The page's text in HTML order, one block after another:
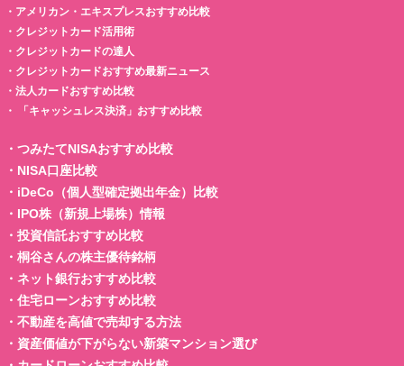
・ アメリカン・エキスプレスおすすめ比較
・ クレジットカード活用術
・ クレジットカードの達人
・ クレジットカードおすすめ最新ニュース
・ 法人カードおすすめ比較
・
「キャッシュレス決済」おすすめ比較
・ つみたてNISAおすすめ比較
・ NISA口座比較
・ iDeCo（個人型確定拠出年金）比較
・ IPO株（新規上場株）情報
・ 投資信託おすすめ比較
・ 桐谷さんの株主優待銘柄
・ ネット銀行おすすめ比較
・ 住宅ローンおすすめ比較
・ 不動産を高値で売却する方法
・ 資産価値が下がらない新築マンション選び